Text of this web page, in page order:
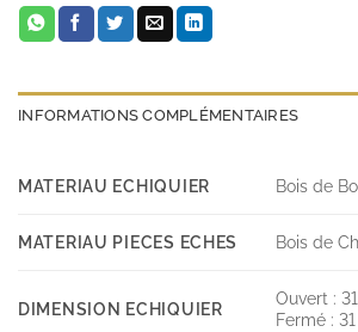
INFORMATIONS COMPLÉMENTAIRES
MATERIAU ECHIQUIER Bois de
MATERIAU PIECES ECHES Bois de
DIMENSION ECHIQUIER
Ouvert :
Fermé :